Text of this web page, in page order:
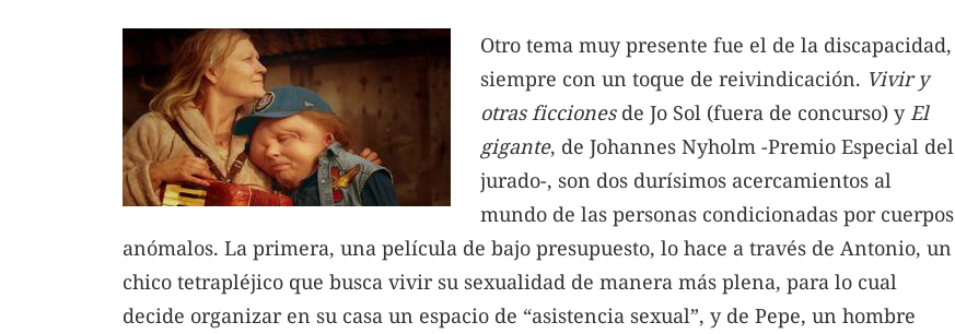
Otro tema muy presente fue el de la discapacidad,
siempre con un toque de reivindicación. Vivir y
otras ficcionesde Jo Sol (fuera de concurso) y El
gigante, de Johannes Nyholm -Premio Especial del
jurado-, son dos durísimos acercamientos al
mundo de las personas condicionadas por cuerpos
anómalos. La primera, una película de bajo presupuesto, lo hace a través de Antonio, un
chico tetrapléjico que busca vivir su sexualidad de manera más plena, para lo cual
decide organizar en su casa un espacio de “asistencia sexual”, y de Pepe, un hombre